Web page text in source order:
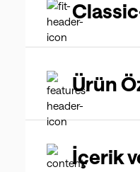
Ürün
İçerik